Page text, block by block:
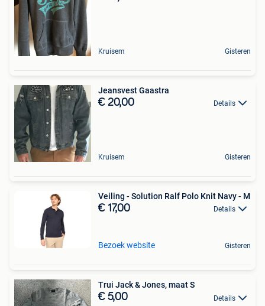
Kruisem Gisteren
Jeansvest Gaastra
€ 20,00 Details
Kruisem Gisteren
Veiling - Solution Ralf Polo Knit Navy - M
€ 17,00 Details
Bezoek website Gisteren
Trui Jack & Jones, maat S
€ 5,00 Details